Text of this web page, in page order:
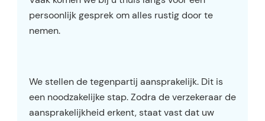
persoonlijk gesprek om alles rustig door te
nemen.
We stellen de tegenpartij aansprakelijk. Dit is
een noodzakelijke stap. Zodra de verzekeraar de
aansprakelijkheid erkent, staat vast dat uw